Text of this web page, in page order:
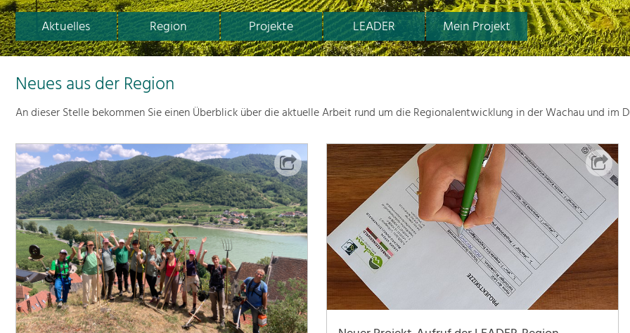
Aktuelles Region Projekte LEADER Mein Projekt
Neues aus der Region
An dieser Stelle bekommen Sie einen Überblick über die aktuelle Arbeit rund um die Regionalentwicklung in der Wachau und im